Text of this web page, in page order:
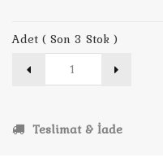
Adet ( Son 3 Stok )
Teslimat & İade